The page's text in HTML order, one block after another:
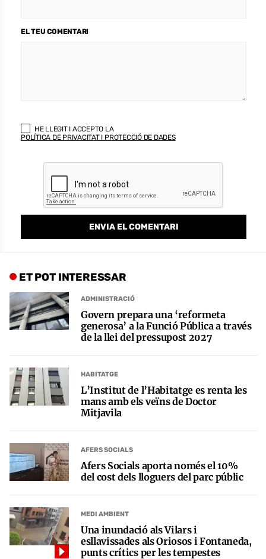
EL TEU COMENTARI
HE LLEGIT I ACCEPTO LA
POLÍTICA DE PRIVACITAT I PROTECCIÓ DE DADES
ET POT INTERESSAR
ADMINISTRACIÓ
Govern prepara una ‘reformeta
generosa’ a la Funció Pública a través
de la llei del pressupost 2027
HABITATGE
L’Institut de l’Habitatge es renta les
mans amb els veïns de Doctor
Mitjavila
AFERS SOCIALS
Afers Socials aporta només el 10%
del cost dels lloguers del parc públic
MEDI AMBIENT
Una inundació als Vilars i
esllavissades als Oriosos i Fontaneda,
punts crítics per les tempestes